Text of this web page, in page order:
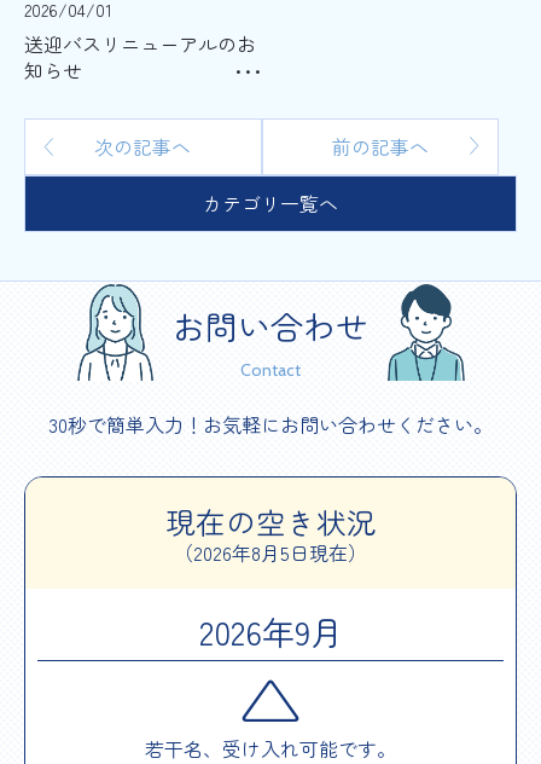
2026/04/01
送迎バスリニューアルのお
知らせ
次の記事へ
前の記事へ
カテゴリ一覧へ
お問い合わせ
Contact
30秒で簡単入力！お気軽にお問い合わせください。
現在の空き状況
（2026年8月5日現在）
2026年9月
△
若干名、受け入れ可能です。